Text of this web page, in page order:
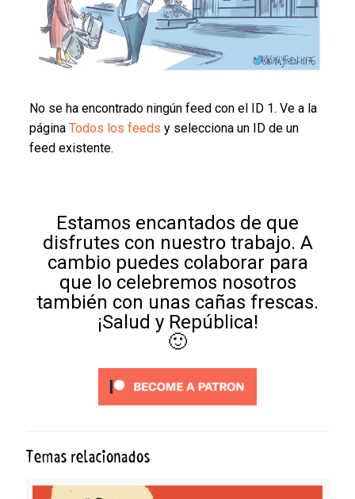
No se ha encontrado ningún feed con el ID 1. Ve a la
página Todos los feeds y selecciona un ID de un
feed existente.
Estamos encantados de que
disfrutes con nuestro trabajo. A
cambio puedes colaborar para
que lo celebremos nosotros
también con unas cañas frescas.
¡Salud y República!
🙂
Temas relacionados